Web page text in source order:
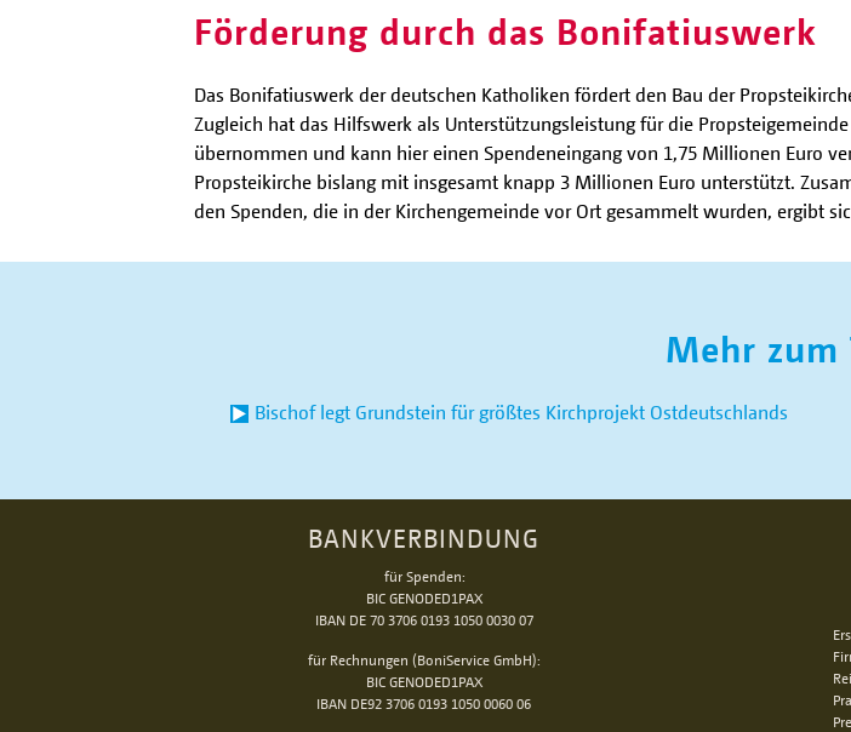
Förderung durch das Bonifatiuswerk
Das Bonifatiuswerk der deutschen Katholiken fördert den Bau der
Zugleich hat das Hilfswerk als Unterstützungsleistung für die
übernommen und kann hier einen Spendeneingang von 1,75 Millionen Euro
Propsteikirche bislang mit insgesamt knapp 3 Millionen Euro unterstützt.
den Spenden, die in der Kirchengemeinde vor Ort gesammelt wurden, ergibt
Mehr zum
Bischof legt Grundstein für größtes Kirchprojekt Ostdeutschlands
BANKVERBINDUNG
für Spenden:
BIC GENODED1PAX
IBAN DE 70 3706 0193 1050 0030 07
für Rechnungen (BoniService GmbH):
BIC GENODED1PAX
IBAN DE92 3706 0193 1050 0060 06